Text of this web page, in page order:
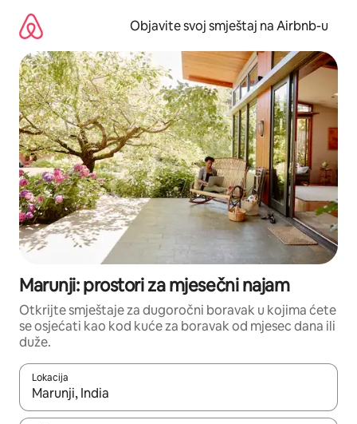
sadržaj
Objavite svoj smještaj na Airbnb-u
Marunji: prostori za mjesečni najam
Otkrijte smještaje za dugoročni boravak u kojima ćete
se osjećati kao kod kuće za boravak od mjesec dana ili
duže.
Lokacija
Kad su rezultati dostupni, možete da se krećete kroz njih